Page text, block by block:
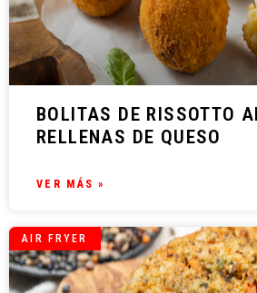
BOLITAS DE RISSOTTO
RELLENAS DE QUESO
VER MÁS »
AIR FRYER